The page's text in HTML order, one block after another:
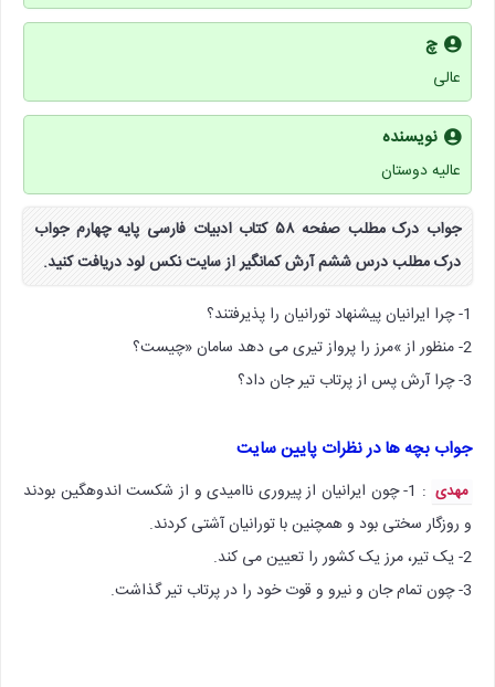
چ
عالی
نویسنده
عالیه دوستان
جواب درک مطلب صفحه ۵۸ کتاب ادبیات فارسی پایه چهارم جواب
درک مطلب درس ششم آرش کمانگیر از سایت نکس لود دریافت کنید.
1- چرا ایرانیان پیشنهاد تورانیان را پذیرفتند؟
2- منظور از »مرز را پرواز تیری می دهد سامان «چیست؟
3- چرا آرش پس از پرتاب تیر جان داد؟
جواب بچه ها در نظرات پایین سایت
مهدی
: 1- چون ایرانیان از پیروری ناامیدی و از شکست اندوهگین بودند
و روزگار سختی بود و همچنین با تورانیان آشتی کردند.
2- یک تیر، مرز یک کشور را تعیین می کند.
3- چون تمام جان و نیرو و قوت خود را در پرتاب تیر گذاشت.